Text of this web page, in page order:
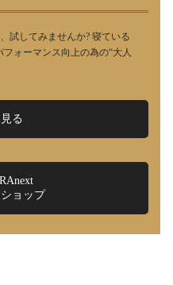
試してみませんか? 寝ている
ォーマンス向上の為の“大人
る
ョップ